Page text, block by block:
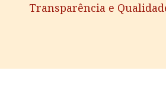
Transparência e